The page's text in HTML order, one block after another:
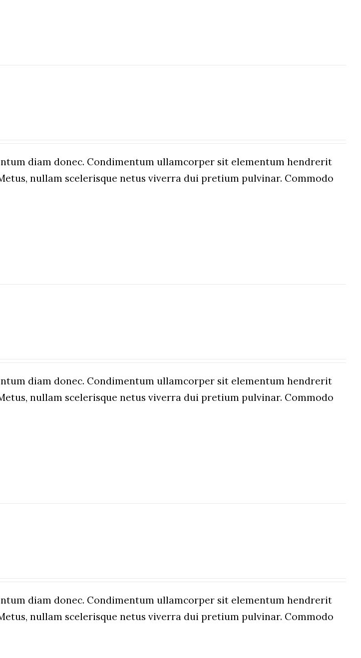
diam donec. Condimentum ullamcorper sit elementum hendrerit
nullam scelerisque netus viverra dui pretium pulvinar. Commodo
diam donec. Condimentum ullamcorper sit elementum hendrerit
nullam scelerisque netus viverra dui pretium pulvinar. Commodo
diam donec. Condimentum ullamcorper sit elementum hendrerit
nullam scelerisque netus viverra dui pretium pulvinar. Commodo